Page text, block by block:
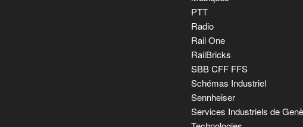
PTT
Radio
Rail One
RailBricks
SBB CFF FFS
Schémas Industriel
Sennheiser
Services Industriels de